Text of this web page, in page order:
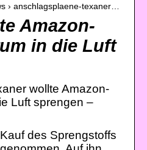
› anschlagsplaene-texaner…
Amazon-
in die Luft
wollte Amazon-
Luft sprengen –
des Sprengstoffs